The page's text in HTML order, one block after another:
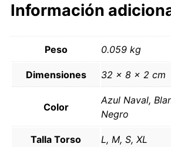
Información
Peso 0.059 kg
Dimensiones 32 × 8 × 2 cm
Color
Azul Naval,
Negro
Talla Torso L, M, S, XL